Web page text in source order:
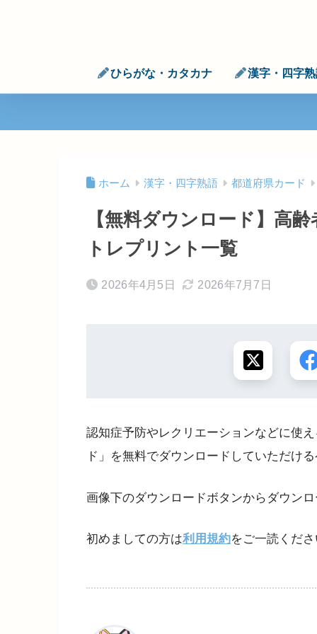
ひらがな・カタカナ 漢字・四字
ホーム 漢字・四字熟語 都道府県カード
【無料ダウンロード】高
トレプリント一覧
2026年4月5日 2026年7月7日
認知症予防やレクリエーションなどに使
ド」を無料でダウンロードしていただけ
画像下のダウンロードボタンからダウン
初めましての方は利用規約をご一読くだ